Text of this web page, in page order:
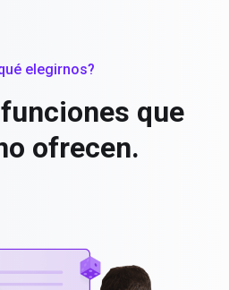
elegirnos?
que
ofrecen.